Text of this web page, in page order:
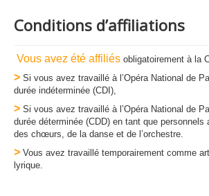
Conditions d’affiliations
Vous avez été affiliés obligatoirement à la
> Si vous avez travaillé à l’Opéra National de
durée indéterminée (CDI),
> Si vous avez travaillé à l’Opéra National de
durée déterminée (CDD) en tant que personnels
des chœurs, de la danse et de l’orchestre.
> Vous avez travaillé temporairement comme
lyrique.